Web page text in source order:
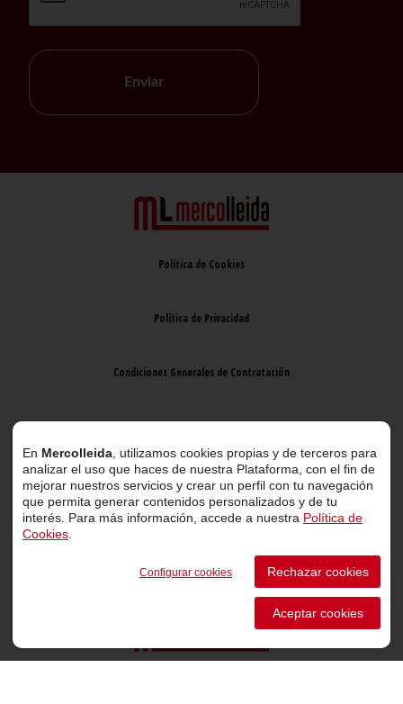
Enviar
Política de Cookies
Política de Privacidad
Condiciones Generales de Contratación
© 2026 Mercolleida. Todos los derechos reservados.
ACTIUM Digital
En Mercolleida , utilizamos cookies propias y de terceros para
analizar el uso que haces de nuestra Plataforma, con el fin de
mejorar nuestros servicios y crear un perfil con tu navegación
que permita generar contenidos personalizados y de tu
interés. Para más información, accede a nuestra Política de
Cookies
Configurar cookies Rechazar cookies
Aceptar cookies